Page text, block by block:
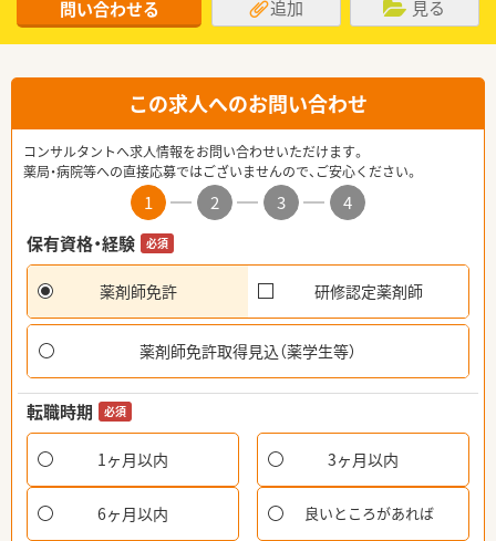
問い合わせる 追加 見る
この求人へのお問い合わせ
コンサルタントへ求人情報をお問い合わせいただけます。
薬局・病院等への直接応募ではございませんので、ご安心ください。
1 2 3
4
保有資格・経験
必須
薬剤師免許 研修認定薬剤師
薬剤師免許取得見込（薬学生等）
転職時期 必須
1ヶ月以内 3ヶ月以内
6ヶ月以内 良いところがあれば